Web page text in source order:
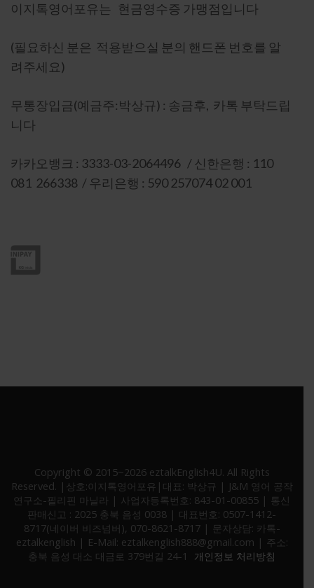
이지톡영어포유는 현금영수증 가맹점입니다
(필요하신 분은 적용받으실 분의 핸드폰 번호를 알
려주세요)
무통장입금(예금주:박상규) : 송금후, 카톡 부탁드립
니다
카카오뱅크 : 3333-03-2064496 / 신한은행 : 110
081 266338 / 우리은행 : 590 257074 02 001
Copyright © 2015~2026 eztalkEnglish4U. All Rights
Reserved. |상호:이지톡영어포유|대표: 박상규 | J&M 영어 공작
연구소-필리핀 마닐라 | 사업자등록번호: 843-01-00855 | 통신
판매신고 : 2025 충북 음성 0038 | 대표번호: 0507-1412-
8717(네이버 비즈넘버), 070-8621-8717 | 문자상담: 카톡-
eztalkenglish | E-Mail: eztalkenglish888@gmail.com | 주소:
충북 음성 대소 대금로 379번길 24-1
개인정보 처리방침